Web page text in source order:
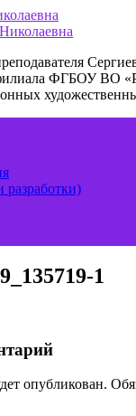
ФГБОУ ВО
1
опубликован.